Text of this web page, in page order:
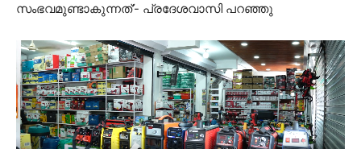
സംഭവമുണ്ടാകുന്നത്’- പ്രദേശവാസി പറഞ്ഞു